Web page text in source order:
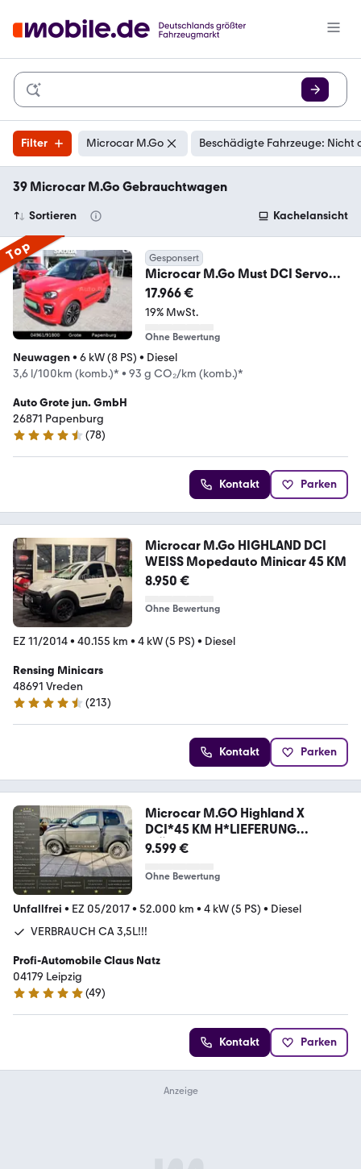
Filter Microcar M.Go Beschädigte Fahrzeuge: Nicht
39 Microcar M.Go Gebrauchtwagen
Sortieren Kachelansicht
Top Gesponsert
Microcar M.Go Must DCI Servo
Sitzh Sitz Kamera
17.966 €
19% MwSt.
Ohne Bewertung
Neuwagen• 6 kW (8 PS) • Diesel
3,6 l/100km (komb.)* • 93 g CO₂/km (komb.)*
Auto Grote jun. GmbH
26871 Papenburg
4.5 Sterne
(78)
Kontakt Parken
Microcar M.Go HIGHLAND DCI
WEISS Mopedauto Minicar 45 KM
8.950 €
Ohne Bewertung
EZ 11/2014• 40.155 km • 4 kW (5 PS) • Diesel
Rensing Minicars
48691 Vreden
4.7 Sterne
(213)
Kontakt Parken
Microcar M.GO Highland X
DCI*45 KM H*LIEFERUNG
MÖGLICH*
9.599 €
Ohne Bewertung
Unfallfrei • EZ 05/2017• 52.000 km • 4 kW (5 PS) • Diesel
VERBRAUCH CA 3,5L!!!
Profi-Automobile Claus Natz
04179 Leipzig
5 Sterne
(49)
Kontakt Parken